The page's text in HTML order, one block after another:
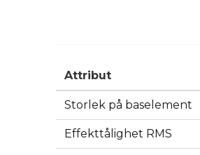
Attribut
Storlek på baselement
Effekttålighet RMS